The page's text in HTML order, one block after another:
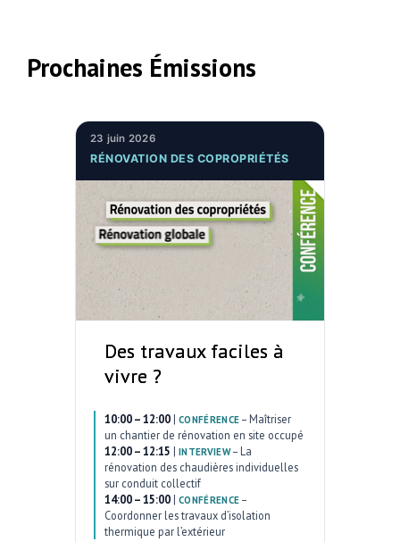
Prochaines Émissions
23 juin 2026
RÉNOVATION DES COPROPRIÉTÉS
Des travaux faciles à
vivre ?
10:00 – 12:00 | CONFÉRENCE – Maîtriser
un chantier de rénovation en site occupé
12:00 – 12:15 | INTERVIEW– La
rénovation des chaudières individuelles
sur conduit collectif
14:00 – 15:00 | CONFÉRENCE –
Coordonner les travaux d’isolation
thermique par l’extérieur